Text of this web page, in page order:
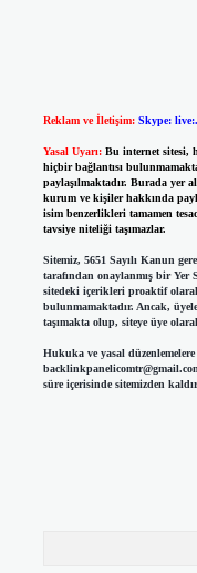
Reklam ve İletişim: Skype:
Yasal Uyarı: Bu internet sitesi,
hiçbir bağlantısı
paylaşılmaktadır. Burada yer
kurum ve kişiler hakkında
isim benzerlikleri tamamen
tavsiye niteliği taşımazlar.
Sitemiz, 5651 Sayılı Kanun
tarafından onaylanmış bir Yer
sitedeki içerikleri proaktif
bulunmamaktadır. Ancak,
taşımakta olup, siteye üye
Hukuka ve yasal
süre içerisinde sitemizden